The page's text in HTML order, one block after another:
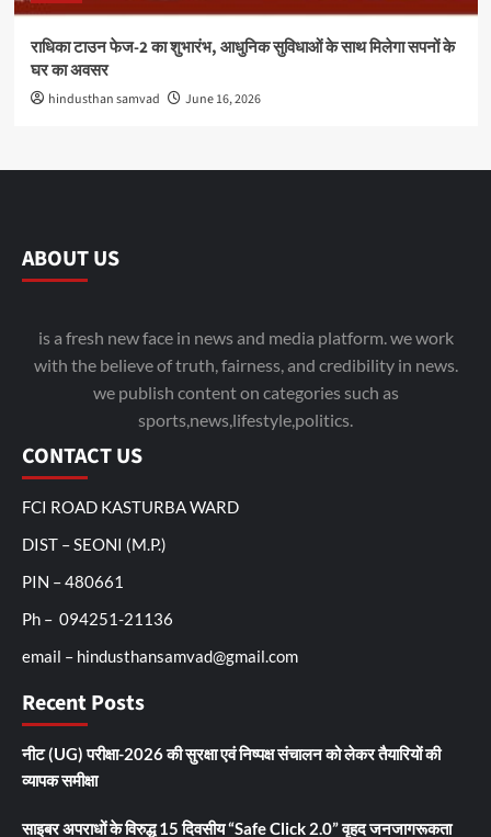
राधिका टाउन फेज-2 का शुभारंभ, आधुनिक सुविधाओं के साथ मिलेगा सपनों के
घर का अवसर
hindusthan samvad June 16, 2026
ABOUT US
is a fresh new face in news and media platform. we work
with the believe of truth, fairness, and credibility in news.
we publish content on categories such as
sports,news,lifestyle,politics.
CONTACT US
FCI ROAD KASTURBA WARD
DIST – SEONI (M.P.)
PIN – 480661
Ph – 094251-21136
email – hindusthansamvad@gmail.com
Recent Posts
नीट (UG) परीक्षा-2026 की सुरक्षा एवं निष्पक्ष संचालन को लेकर तैयारियों की
व्यापक समीक्षा
साइबर अपराधों के विरुद्ध 15 दिवसीय “Safe Click 2.0” वृहद जनजागरूकता